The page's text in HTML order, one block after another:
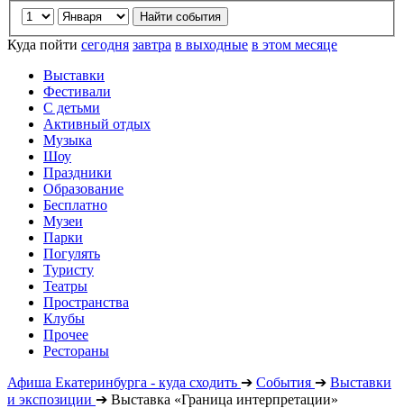
Куда пойти сегодня завтра в выходные в этом месяце
Выставки
Фестивали
С детьми
Активный отдых
Музыка
Шоу
Праздники
Образование
Бесплатно
Музеи
Парки
Погулять
Туристу
Театры
Пространства
Клубы
Прочее
Рестораны
Афиша Екатеринбурга - куда сходить ➔ События ➔ Выставки
и экспозиции ➔ Выставка «Граница интерпретации»